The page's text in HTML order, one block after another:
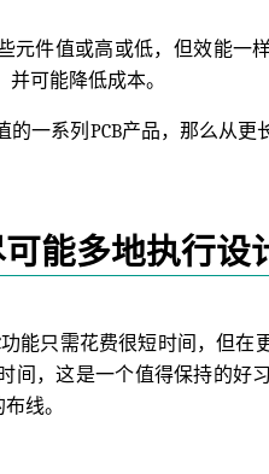
元件值或高或低，但效能一
可能降低成本。
的一系列PCB产品，那么从
能多地执行设
功能只需花费很短时间，但
间，这是一个值得保持的好
线。